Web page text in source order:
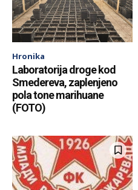
Hronika
Laboratorija droge kod
Smedereva, zaplenjeno
pola tone marihuane
(FOTO)